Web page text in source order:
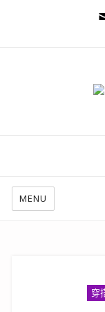
MENU
穿